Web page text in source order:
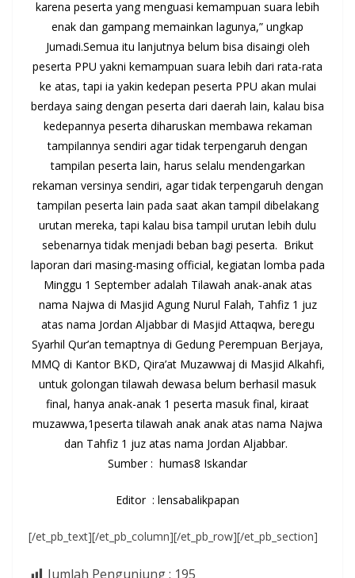
karena peserta yang menguasi kemampuan suara lebih
enak dan gampang memainkan lagunya,” ungkap
Jumadi.Semua itu lanjutnya belum bisa disaingi oleh
peserta PPU yakni kemampuan suara lebih dari rata-rata
ke atas, tapi ia yakin kedepan peserta PPU akan mulai
berdaya saing dengan peserta dari daerah lain, kalau bisa
kedepannya peserta diharuskan membawa rekaman
tampilannya sendiri agar tidak terpengaruh dengan
tampilan peserta lain, harus selalu mendengarkan
rekaman versinya sendiri, agar tidak terpengaruh dengan
tampilan peserta lain pada saat akan tampil dibelakang
urutan mereka, tapi kalau bisa tampil urutan lebih dulu
sebenarnya tidak menjadi beban bagi peserta. Brikut
laporan dari masing-masing official, kegiatan lomba pada
Minggu 1 September adalah Tilawah anak-anak atas
nama Najwa di Masjid Agung Nurul Falah, Tahfiz 1 juz
atas nama Jordan Aljabbar di Masjid Attaqwa, beregu
Syarhil Qur’an temaptnya di Gedung Perempuan Berjaya,
MMQ di Kantor BKD, Qira’at Muzawwaj di Masjid Alkahfi,
untuk golongan tilawah dewasa belum berhasil masuk
final, hanya anak-anak 1 peserta masuk final, kiraat
muzawwa,1peserta tilawah anak anak atas nama Najwa
dan Tahfiz 1 juz atas nama Jordan Aljabbar.
Sumber : humas8 Iskandar
Editor : lensabalikpapan
[/et_pb_text][/et_pb_column][/et_pb_row][/et_pb_section]
Jumlah Pengunjung : 195